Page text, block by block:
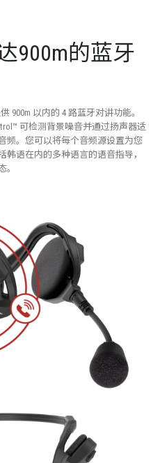
900m的蓝牙
900m 以内的 4 路蓝牙对讲功能。
可检测背景噪音并通过扬声器适
频。您可以将每个音频源设置为您
语在内的多种语言的语音指导，
。